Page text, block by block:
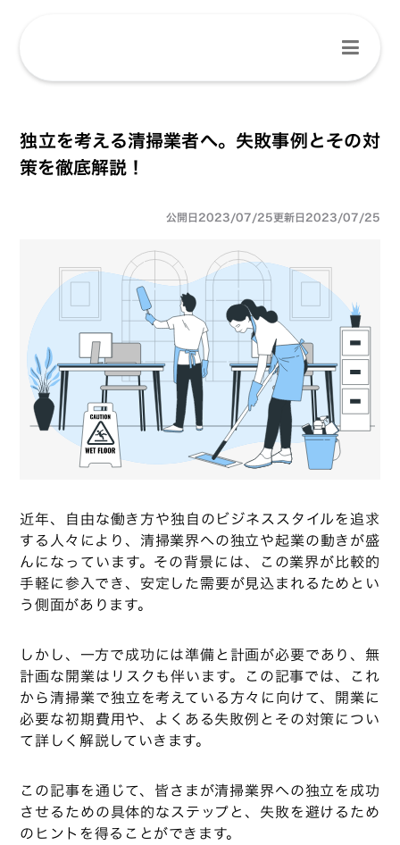
独立を考える清掃業者へ。失敗事例とその対
策を徹底解説！
公開日2023/07/25更新日2023/07/25
近年、自由な働き方や独自のビジネススタイルを追求
する人々により、清掃業界への独立や起業の動きが盛
んになっています。その背景には、この業界が比較的
手軽に参入でき、安定した需要が見込まれるためとい
う側面があります。
しかし、一方で成功には準備と計画が必要であり、無
計画な開業はリスクも伴います。この記事では、これ
から清掃業で独立を考えている方々に向けて、開業に
必要な初期費用や、よくある失敗例とその対策につい
て詳しく解説していきます。
この記事を通じて、皆さまが清掃業界への独立を成功
させるための具体的なステップと、失敗を避けるため
のヒントを得ることができます。